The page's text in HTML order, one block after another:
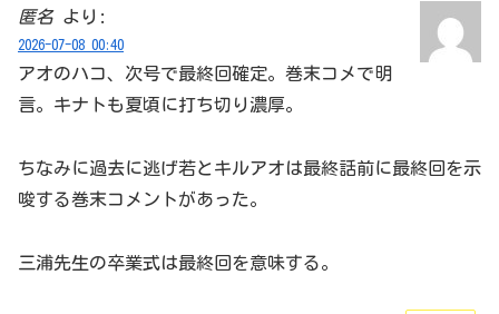
匿名 より:
2026-07-08 00:40
アオのハコ、次号で最終回確定。巻末コメで明
言。キナトも夏頃に打ち切り濃厚。
ちなみに過去に逃げ若とキルアオは最終話前に最終回を示
唆する巻末コメントがあった。
三浦先生の卒業式は最終回を意味する。